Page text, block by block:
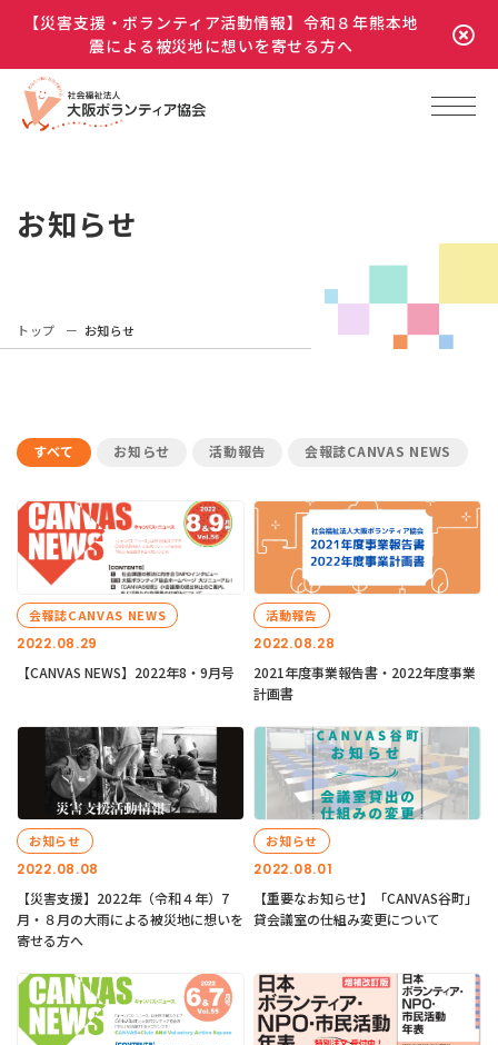
【災害支援・ボランティア活動情報】令和８年熊本地
震による被災地に想いを寄せる方へ
お知らせ
トップ お知らせ
すべて お知らせ 活動報告 会報誌CANVAS NEWS
2022.08.29
会報誌CANVAS NEWS
【CANVAS NEWS】2022年8・9月号
2022.08.28
活動報告
2021年度事業報告書・2022年度事業
計画書
2022.08.08
お知らせ
【災害支援】2022年（令和４年）7
月・８月の大雨による被災地に想いを
寄せる方へ
2022.08.01
お知らせ
【重要なお知らせ】「CANVAS谷町」
貸会議室の仕組み変更について